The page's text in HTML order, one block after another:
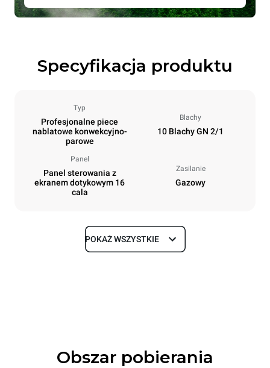
Specyfikacja produktu
Typ
Profesjonalne piece
nablatowe konwekcyjno-
parowe
Blachy
10 Blachy GN 2/1
Panel
Panel sterowania z
ekranem dotykowym 16
cala
Zasilanie
Gazowy
Rozmiar
Specyfikacje blach
POKAŻ WSZYSTKIE
Obszar pobierania